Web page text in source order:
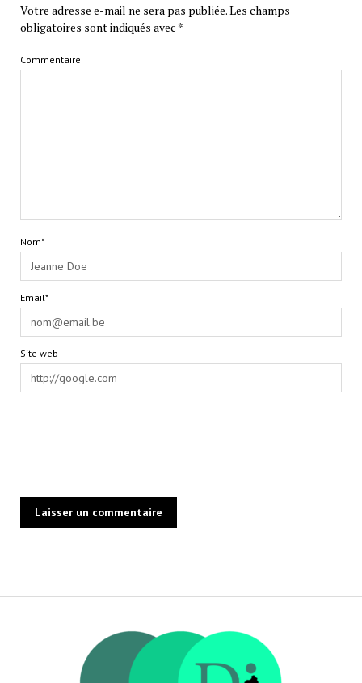
Votre adresse e-mail ne sera pas publiée.Les champs
obligatoires sont indiqués avec *
Commentaire
Nom*
Email*
Site web